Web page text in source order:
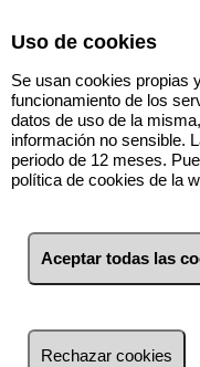
1 Inmuebles
Uso de cookies
Se usan cookies propias
funcionamiento de los
datos de uso de la
información no sensible.
periodo de 12 meses.
política de cookies de la
Aceptar todas las
Rechazar cookies